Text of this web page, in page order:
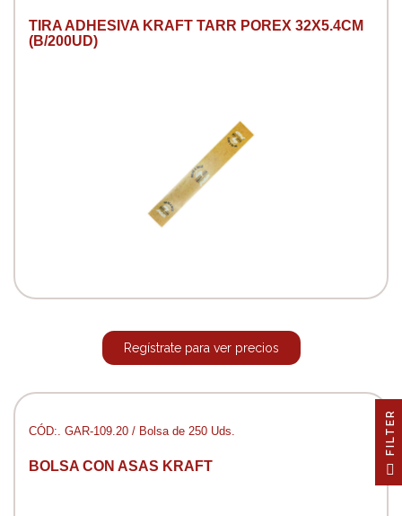
TIRA ADHESIVA KRAFT TARR POREX 32X5.4CM
(B/200UD)
Regístrate para ver precios
CÓD:. GAR-109.20 / Bolsa de 250 Uds.
BOLSA CON ASAS KRAFT
R